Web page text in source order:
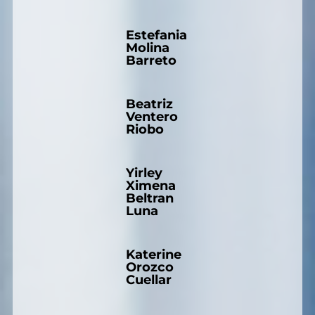
Estefania
Molina
Barreto
Beatriz
Ventero
Riobo
Yirley
Ximena
Beltran
Luna
Katerine
Orozco
Cuellar